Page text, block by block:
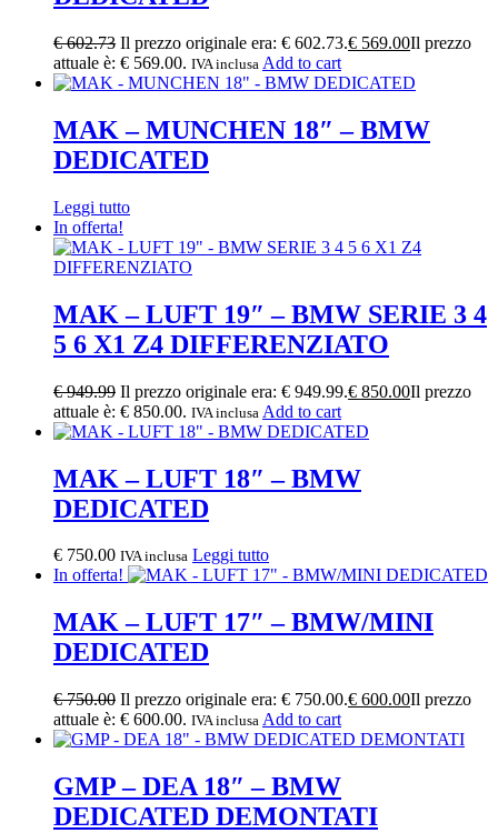
€602.73 Il prezzo originale era: € 602.73.€ 569.00Il prezzo
attuale è: € 569.00. IVA inclusa Add to cart
MAK – MUNCHEN 18″ – BMW
DEDICATED
Leggi tutto
In offerta!
MAK – LUFT 19″ – BMW SERIE 3 4
5 6 X1 Z4 DIFFERENZIATO
€949.99 Il prezzo originale era: € 949.99.€ 850.00Il prezzo
attuale è: € 850.00. IVA inclusa Add to cart
MAK – LUFT 18″ – BMW
DEDICATED
€ 750.00 IVA inclusa Leggi tutto
In offerta!
MAK – LUFT 17″ – BMW/MINI
DEDICATED
€750.00 Il prezzo originale era: € 750.00.€ 600.00Il prezzo
attuale è: € 600.00. IVA inclusa Add to cart
GMP – DEA 18″ – BMW
DEDICATED DEMONTATI